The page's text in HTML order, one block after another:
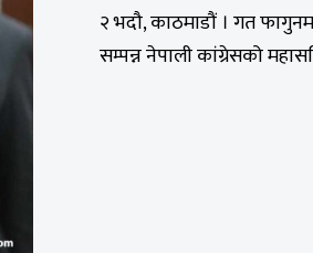
२ भदौ, काठमाडौं । गत
सम्पन्न नेपाली कांग्रेसको